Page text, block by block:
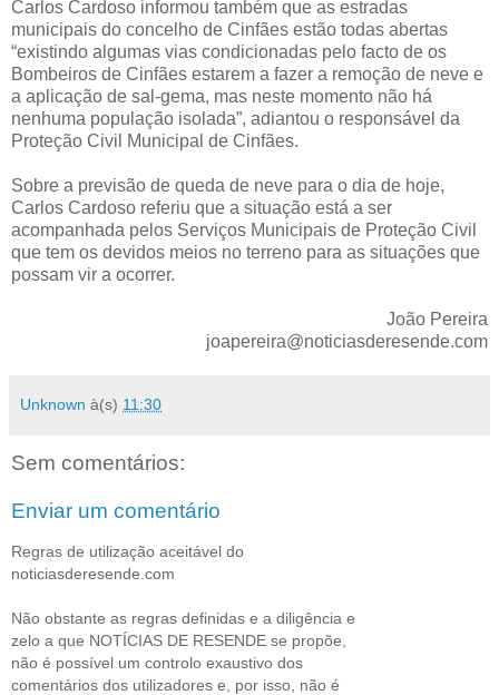
Carlos Cardoso informou também que as estradas
municipais do concelho de Cinfães estão todas abertas
“existindo algumas vias condicionadas pelo facto de os
Bombeiros de Cinfães estarem a fazer a remoção de neve e
a aplicação de sal-gema, mas neste momento não há
nenhuma população isolada”, adiantou o responsável da
Proteção Civil Municipal de Cinfães.
Sobre a previsão de queda de neve para o dia de hoje,
Carlos Cardoso referiu que a situação está a ser
acompanhada pelos Serviços Municipais de Proteção Civil
que tem os devidos meios no terreno para as situações que
possam vir a ocorrer.
João Pereira
joapereira@noticiasderesende.com
Unknown à(s) 11:30
Sem comentários:
Enviar um comentário
Regras de utilização aceitável do
noticiasderesende.com
Não obstante as regras definidas e a diligência e
zelo a que NOTÍCIAS DE RESENDE se propõe,
não é possível um controlo exaustivo dos
comentários dos utilizadores e, por isso, não é